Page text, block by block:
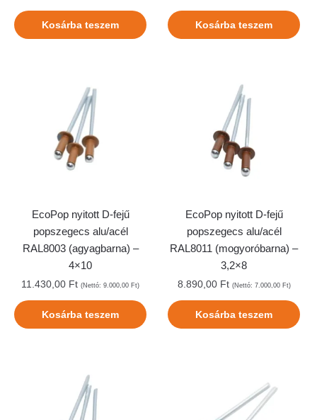
Kosárba teszem Kosárba teszem
EcoPop nyitott D-fejű
popszegecs alu/acél
RAL8003 (agyagbarna) –
4×10
11.430,00 Ft (Nettó:9.000,00 Ft)
Kosárba teszem
EcoPop nyitott D-fejű
popszegecs alu/acél
RAL8011 (mogyoróbarna) –
3,2×8
8.890,00 Ft (Nettó: 7.000,00 Ft)
Kosárba teszem